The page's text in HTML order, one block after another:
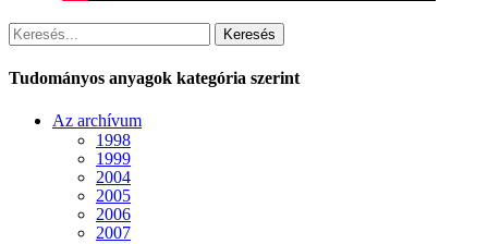
Keresés
Tudományos anyagok kategória szerint
Az archívum
1998
1999
2004
2005
2006
2007